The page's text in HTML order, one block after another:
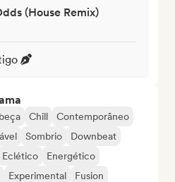
(House Remix)
Chill
Contemporâneo
Sombrio
Downbeat
Eclético
Energético
Experimental
Fusion